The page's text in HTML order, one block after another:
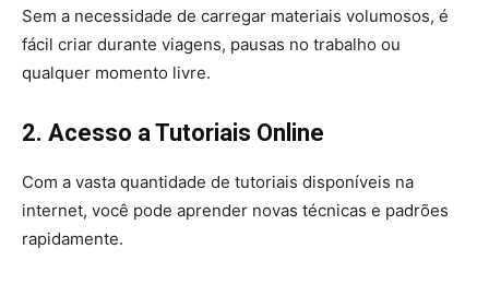
Sem a necessidade de carregar materiais volumosos, é
fácil criar durante viagens, pausas no trabalho ou
qualquer momento livre.
2. Acesso a Tutoriais Online
Com a vasta quantidade de tutoriais disponíveis na
internet, você pode aprender novas técnicas e padrões
rapidamente.